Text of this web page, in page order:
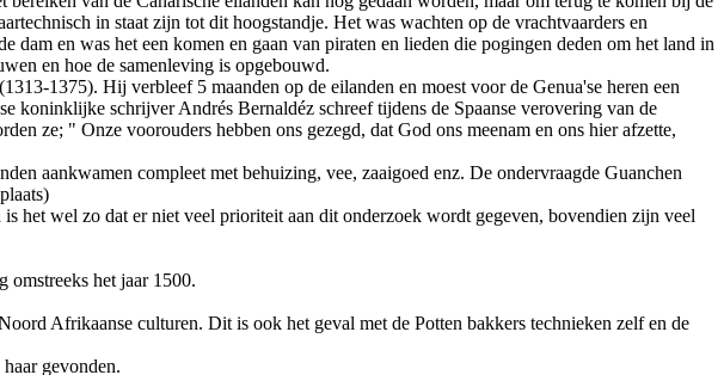
in staat zijn tot dit hoogstandje. Het was wachten op de vrachtvaarders en
en was het een komen en gaan van piraten en lieden die pogingen deden om het land in
en hoe de samenleving is opgebouwd.
1375). Hij verbleef 5 maanden op de eilanden en moest voor de Genua'se heren een
koninklijke schrijver Andrés Bernaldéz schreef tijdens de Spaanse verovering van de
ze; " Onze voorouders hebben ons gezegd, dat God ons meenam en ons hier afzette,
aankwamen compleet met behuizing, vee, zaaigoed enz. De ondervraagde Guanchen
het wel zo dat er niet veel prioriteit aan dit onderzoek wordt gegeven, bovendien zijn veel
omstreeks het jaar 1500.
Afrikaanse culturen. Dit is ook het geval met de Potten bakkers technieken zelf en de
gevonden.